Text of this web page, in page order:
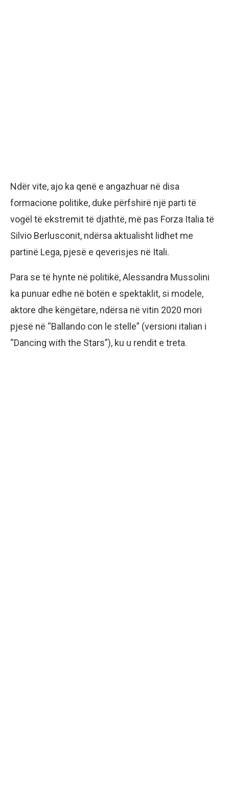
Ndër vite, ajo ka qenë e angazhuar në disa
formacione politike, duke përfshirë një parti të
vogël të ekstremit të djathtë, më pas Forza Italia të
Silvio Berlusconit, ndërsa aktualisht lidhet me
partinë Lega, pjesë e qeverisjes në Itali.
Para se të hynte në politikë, Alessandra Mussolini
ka punuar edhe në botën e spektaklit, si modele,
aktore dhe këngëtare, ndërsa në vitin 2020 mori
pjesë në “Ballando con le stelle” (versioni italian i
“Dancing with the Stars”), ku u rendit e treta.